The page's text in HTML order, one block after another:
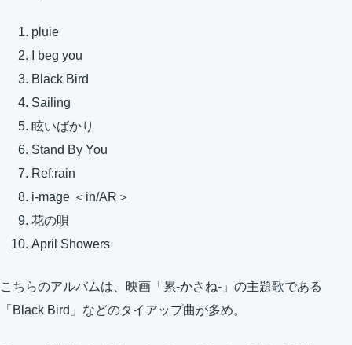
pluie
I beg you
Black Bird
Sailing
眩いばかり
Stand By You
Ref:rain
i-mage ＜in/AR＞
花の唄
April Showers
こちらのアルバムは、映画「累-かさね-」の主題歌である
「Black Bird」などのタイアップ曲が多め。